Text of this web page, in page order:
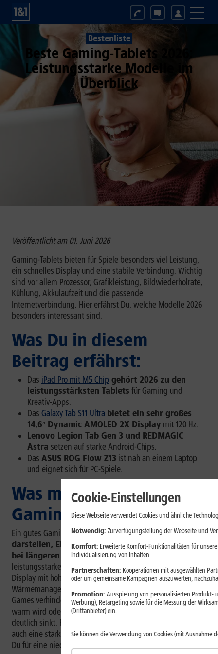
Bestenliste
Beste Gaming-Tablets 2026:
Leistungsstarke Modelle im
Überblick
Veröffentlicht am 01. Juni 2026
Gaming-Tablets bieten für Spiele besonders viel Leistung,
ein schnelles Display und eine stabile Verbindung. Wichtig
sind vor allem Prozessor, Grafikleistung, Bildwiederholrate,
Kühlung, Akkulaufzeit und die passende
Internetverbindung. Hier erfährst Du, welche Modelle 2026
besonders interessant sind.
Was Du in diesem
Beitrag erfährst:
Das iPad Pro mit M5 Chip gehört 2026 zu den
leistungsstärksten Tablets für Gaming und
Kreativ-Apps.
Das Galaxy Tab S11 Ultra bietet ein sehr großes
14,6″ Dynamic AMOLED 2X Display mit 120 Hz.
Lenovo Legion Tab Gen 3 und REDMAGIC
Astra setzen auf starke Android-Chips.
Das ASUS ROG Flow Z13 ist nah an einem Laptop
und eignet sich für PC-Spiele.
Was macht ein gutes
Gaming-Tablet aus?
Ein gutes Gaming-Tablet mussSpiele flüssig
darstellen, Eingaben schnell umsetzen und auch
bei längeren Sessions stabil bleiben
leistungsstarker Chip, ausreichend Arbeitsspeicher, ein
Display mit hoher Bildwiederholrate und ein gutes
Wärmemanagement wichtig. Gerade bei anspruchsvollen
Games verhindert eine gute Kühlung, dass das Tablet zu
warm wird oder die Leistung nach längerer Nutzung
deutlich sinkt. Für Multiplayer-Spiele über das Internet ist
auch eine starke Internetverbindung wichtig. Nur so sorgst
Du für eine niedrige
Cookie-Einstellungen
Diese Webseite verwendet Cookies und ähnliche
Notwendig: Zurverfügungstellung der Webseite und
Komfort: Erweiterte Komfort-Funktionalitäten für
Individualisierung von Inhalten
Partnerschaften: Kooperationen mit ausgewählten
oder um gemeinsame Kampagnen auszuwerten,
Promotion: Ausspielung von personalisierten Produkt-
Werbung), Retargeting sowie für die Messung der
(Drittanbieter) ein.
Sie können die Verwendung von Cookies (mit Ausnahme